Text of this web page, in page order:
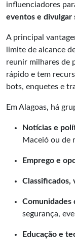
influenciadores
eventos e divulgar
A principal
limite de alcance
reunir milhares de
rápido e tem
bots, enquetes e
Em Alagoas, há
Notícias e
Maceió ou de
Emprego e
Classificados,
Comunidades
segurança,
Educação e